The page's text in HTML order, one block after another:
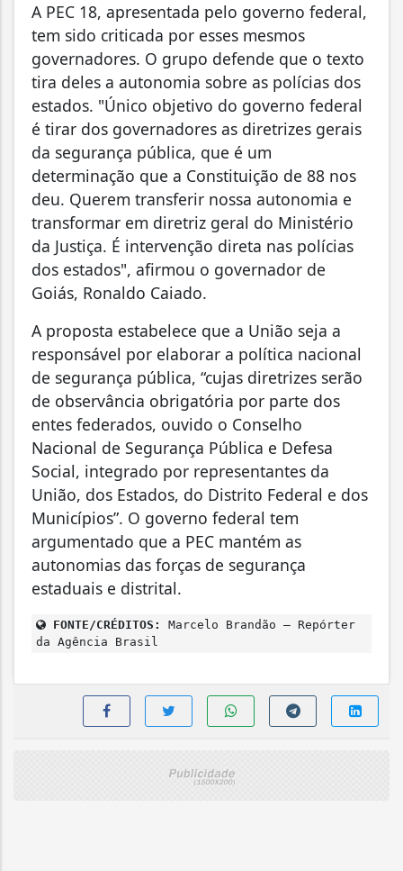
A PEC 18, apresentada pelo governo federal,
tem sido criticada por esses mesmos
governadores. O grupo defende que o texto
tira deles a autonomia sobre as polícias dos
estados. "Único objetivo do governo federal
é tirar dos governadores as diretrizes gerais
da segurança pública, que é um
determinação que a Constituição de 88 nos
deu. Querem transferir nossa autonomia e
transformar em diretriz geral do Ministério
da Justiça. É intervenção direta nas polícias
dos estados", afirmou o governador de
Goiás, Ronaldo Caiado.
A proposta estabelece que a União seja a
responsável por elaborar a política nacional
de segurança pública, “cujas diretrizes serão
de observância obrigatória por parte dos
entes federados, ouvido o Conselho
Nacional de Segurança Pública e Defesa
Social, integrado por representantes da
União, dos Estados, do Distrito Federal e dos
Municípios”. O governo federal tem
argumentado que a PEC mantém as
autonomias das forças de segurança
estaduais e distrital.
FONTE/CRÉDITOS:
Marcelo Brandão – Repórter
da Agência Brasil